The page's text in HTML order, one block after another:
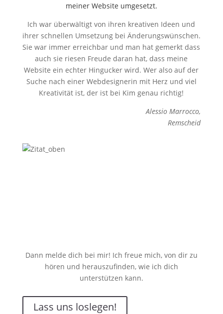
meiner Website umgesetzt.
Ich war überwältigt von ihren kreativen Ideen und
ihrer schnellen Umsetzung bei Änderungswünschen.
Sie war immer erreichbar und man hat gemerkt dass
auch sie riesen Freude daran hat, dass meine
Website ein echter Hingucker wird. Wer also auf der
Suche nach einer Webdesignerin mit Herz und viel
Kreativität ist, der ist bei Kim genau richtig!
Alessio Marrocco,
Remscheid
Dann melde dich bei mir! Ich freue mich, von dir zu
hören und herauszufinden, wie ich dich
unterstützen kann.
Lass uns loslegen!